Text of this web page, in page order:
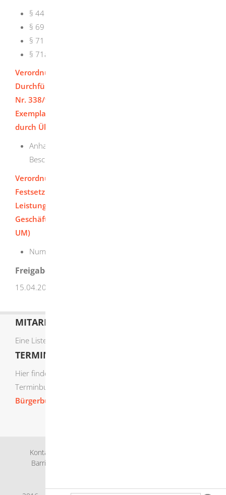
§ 44 Verbote
§ 69 Ordnungswidrigkeit
§ 71 Strafvorschriften
§ 71a Strafvorschriften
Verordnung (EG) Nr. 865/2006 mit
Durchführungsbestimmungen zur Verordnung (EG)
Nr. 338/97 des Rates über den Schutz von
Exemplaren wild lebender Tier- und Pflanzenarten
durch Überwachung des Handels
Anhang X Arten mit Ausnahme von der
Bescheinigungspflicht
Verordnung des Umweltministeriums über die
Festsetzung der Gebührensätze für öffentliche
Leistungen der staatlichen Behörden in seinem
Geschäftsbereich - Gebührenverordnung UM (GebVO
UM)
Nummer 18 Naturschutz
Freigabevermerk
15.04.2026 Umweltministerium Baden-Württemberg
MITARBEITERLISTE
Eine Liste der Mitarbeiter von A-Z finden Sie
TERMIN ONLINE BUCHEN
Hier finden Sie die verfügbaren Sachgebiete zur Online-
Terminbuchung:
Bürgerbüro Termine online buchen
Kontakt
Barrierefreiheit